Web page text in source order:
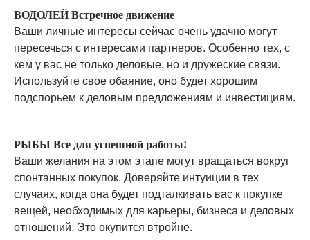
ВОДОЛЕЙ Встречное движение
Ваши личные интересы сейчас очень удачно могут
пересечься с интересами партнеров. Особенно тех, с
кем у вас не только деловые, но и дружеские связи.
Используйте свое обаяние, оно будет хорошим
подспорьем к деловым предложениям и инвестициям.
РЫБЫ Все для успешной работы!
Ваши желания на этом этапе могут вращаться вокруг
спонтанных покупок. Доверяйте интуиции в тех
случаях, когда она будет подталкивать вас к покупке
вещей, необходимых для карьеры, бизнеса и деловых
отношений. Это окупится втройне.